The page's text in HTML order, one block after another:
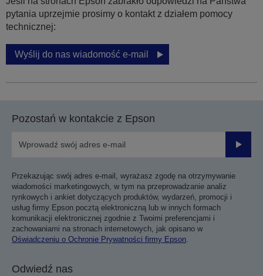
pytania uprzejmie prosimy o kontakt z działem pomocy
technicznej:
Wyślij do nas wiadomość e-mail
Pozostań w kontakcie z Epson
Przekazując swój adres e-mail, wyrażasz zgodę na otrzymywanie
wiadomości marketingowych, w tym na przeprowadzanie analiz
rynkowych i ankiet dotyczących produktów, wydarzeń, promocji i
usług firmy Epson pocztą elektroniczną lub w innych formach
komunikacji elektronicznej zgodnie z Twoimi preferencjami i
zachowaniami na stronach internetowych, jak opisano w
Oświadczeniu o Ochronie Prywatności firmy Epson.
Odwiedź nas